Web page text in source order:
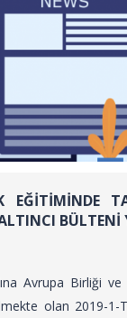
EĞİTİMİNDE
Avrupa Birliği
olan 2019-1-